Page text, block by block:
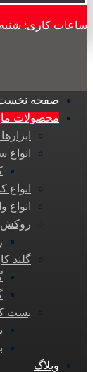
ساعات کاری: شنبه تا
صفحه
محصولات
انواع
انواع
روکش
گلند
بست
وبلاگ